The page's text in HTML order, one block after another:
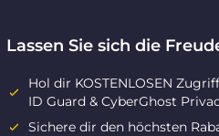
Lassen Sie sich die
Hol dir KOSTENLOSEN
ID Guard & CyberGhost
Sichere dir den höchsten